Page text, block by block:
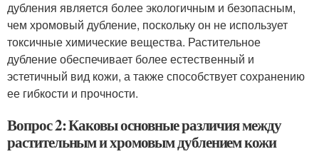
дубления является более экологичным и безопасным,
чем хромовый дубление, поскольку он не использует
токсичные химические вещества. Растительное
дубление обеспечивает более естественный и
эстетичный вид кожи, а также способствует сохранению
ее гибкости и прочности.
Вопрос 2: Каковы основные различия между
растительным и хромовым дублением кожи